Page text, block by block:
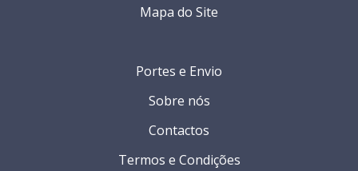
Portes e Envio
Sobre nós
Contactos
Termos e Condições
Mapa do Site